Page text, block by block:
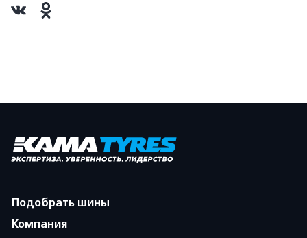
Подобрать шины
Компания